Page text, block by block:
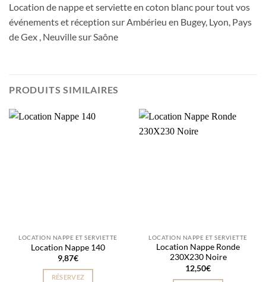
Location de nappe et serviette en coton blanc pour tout vos
événements et réception sur Ambérieu en Bugey, Lyon, Pays
de Gex , Neuville sur Saône
PRODUITS SIMILAIRES
LOCATION NAPPE ET SERVIETTE
Location Nappe 140
9,87€
RÉSERVEZ
LOCATION NAPPE ET SERVIETTE
Location Nappe Ronde
230X230 Noire
12,50€